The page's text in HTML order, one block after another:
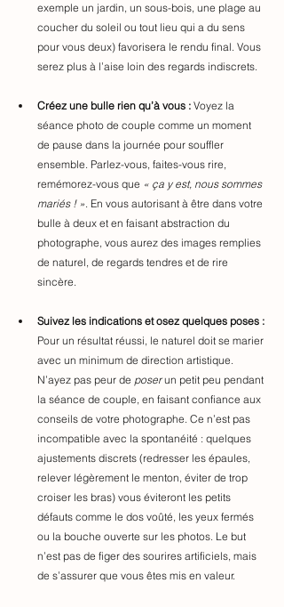
exemple un jardin, un sous-bois, une plage au
coucher du soleil ou tout lieu qui a du sens
pour vous deux) favorisera le rendu final. Vous
serez plus à l’aise loin des regards indiscrets.
Créez une bulle rien qu’à vous : Voyez la
séance photo de couple comme un moment
de pause dans la journée pour souffler
ensemble. Parlez-vous, faites-vous rire,
remémorez-vous que « ça y est, nous sommes
mariés ! ». En vous autorisant à être dans votre
bulle à deux et en faisant abstraction du
photographe, vous aurez des images remplies
de naturel, de regards tendres et de rire
sincère.
Suivez les indications et osez quelques poses :
Pour un résultat réussi, le naturel doit se marier
avec un minimum de direction artistique.
N’ayez pas peur de poser un petit peu pendant
la séance de couple, en faisant confiance aux
conseils de votre photographe. Ce n’est pas
incompatible avec la spontanéité : quelques
ajustements discrets (redresser les épaules,
relever légèrement le menton, éviter de trop
croiser les bras) vous éviteront les petits
défauts comme le dos voûté, les yeux fermés
ou la bouche ouverte sur les photos. Le but
n’est pas de figer des sourires artificiels, mais
de s’assurer que vous êtes mis en valeur.